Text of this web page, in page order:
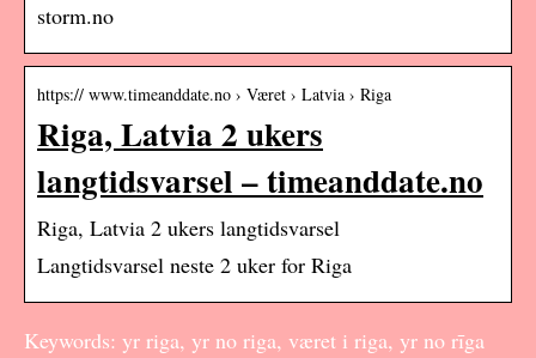
storm.no
https:// www.timeanddate.no › Været › Latvia › Riga
Riga, Latvia 2 ukers
langtidsvarsel – timeanddate.no
Riga, Latvia 2 ukers langtidsvarsel
Langtidsvarsel neste 2 uker for Riga
Keywords: yr riga, yr no riga, været i riga, yr no rīga